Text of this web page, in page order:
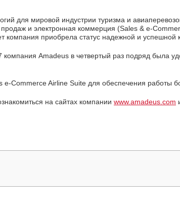
для мировой индустрии туризма и
и электронная коммерция (Sales & e-
компания приобрела статус надежной и
Amadeus в четвертый раз подряд была
Commerce Airline Suite для обеспечения работы
на сайтах компании www.amadeus.com